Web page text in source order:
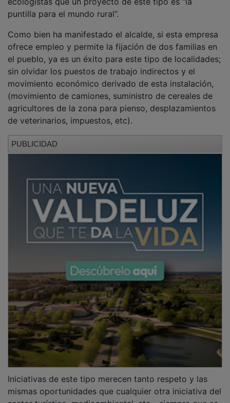
puntilla para el mundo rural”.
ofrece empleo y permite la fijación de dos familias en
el pueblo, ya es un éxito para este tipo de localidades;
sin olvidar los puestos de trabajo indirectos y el
movimiento económico derivado de esta instalación,
(movimiento de camiones, suministro de cereales de
agricultores de la zona para pienso, desplazamientos
de veterinarios, impuestos, etc).
mismas oportunidades que cualquier otra iniciativa del
sector turístico, medioambiental, etc.., siempre que se